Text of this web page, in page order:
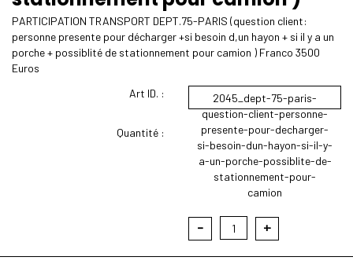
PARTICIPATION TRANSPORT DEPT.75-PARIS (question client:
personne presente pour décharger +si besoin d,un hayon + si il y a un
porche + possiblité de stationnement pour camion ) Franco 3500
Euros
Art ID. :
Quantité :
2045_dept-75-paris-
question-client-personne-
presente-pour-decharger-
si-besoin-dun-hayon-si-il-y-
a-un-porche-possiblite-de-
stationnement-pour-
camion
- 1 +